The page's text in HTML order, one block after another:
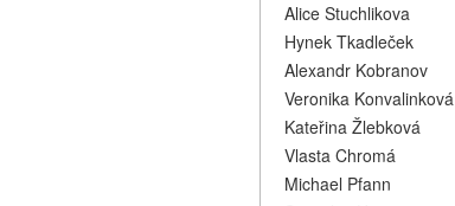
Alice Stuchlikova
Hynek Tkadleček
Alexandr Kobranov
Veronika Konvalinková
Kateřina Žlebková
Vlasta Chromá
Michael Pfann